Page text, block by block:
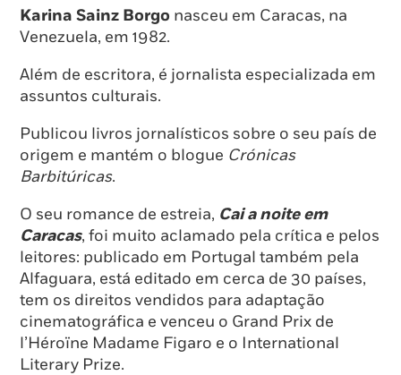
Karina Sainz Borgo nasceu em Caracas, na
Venezuela, em 1982.
Além de escritora, é jornalista especializada em
assuntos culturais.
Publicou livros jornalísticos sobre o seu país de
origem e mantém o blogue Crónicas
Barbitúricas.
O seu romance de estreia, Cai a noite em
Caracas, foi muito aclamado pela crítica e pelos
leitores: publicado em Portugal também pela
Alfaguara, está editado em cerca de 30 países,
tem os direitos vendidos para adaptação
cinematográfica e venceu o Grand Prix de
l’Héroïne Madame Figaro e o International
Literary Prize.